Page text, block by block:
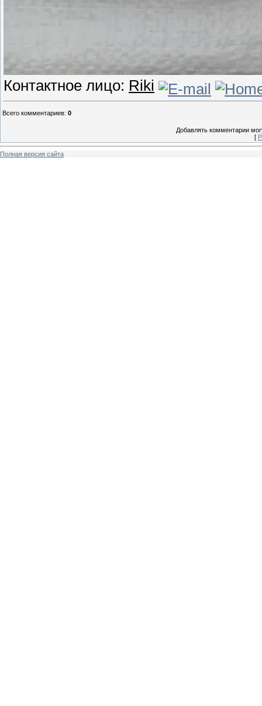
Контактное лицо: Riki
Всего комментариев: 0
Добавлять комментарии
[
Полная версия сайта